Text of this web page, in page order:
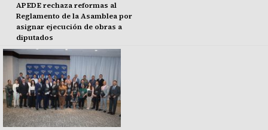
APEDE rechaza reformas al
Reglamento de la Asamblea por
asignar ejecución de obras a
diputados